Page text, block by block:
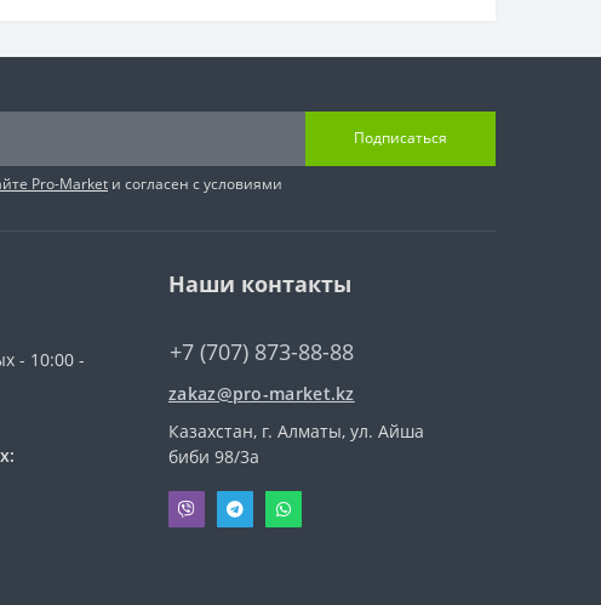
Подписаться
Pro-Market и согласен с условиями
- 10:00 -
Наши контакты
+7 (707) 873-88-88
zakaz@pro-market.kz
Казахстан, г. Алматы, ул. Айша
биби 98/3a